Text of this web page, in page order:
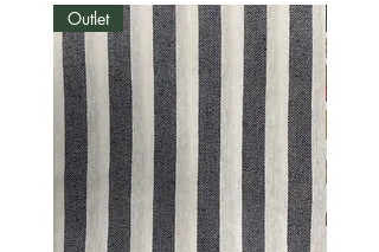
Outlet